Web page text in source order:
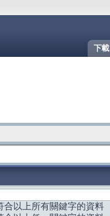
下載
合以上所有關鍵字的資料